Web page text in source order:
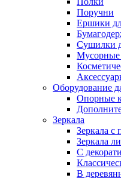
Поручни
Ершики
Сушилки
Мусорные
Оборудование
Опорные
Зеркала
Зеркала с
Зеркала
С
В